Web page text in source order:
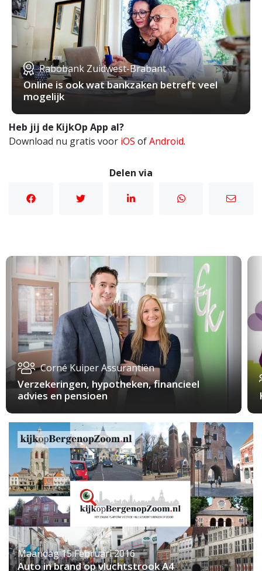
Rabobank Zuidwest-Brabant
Online is ook wat bankzaken betreft veel
mogelijk
Heb jij de KijkOp App al?
Download nu gratis voor iOS ofAndroid.
Delen via
Corné Kuiper Assurantiën
Verzekeringen, hypotheken, financieel
advies en pensioen
Maandag 15 Februari 2016
Auto in brand op vluchtstrook A4